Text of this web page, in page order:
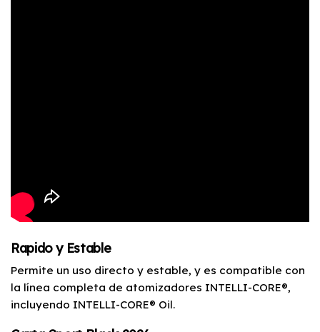
Rapido y Estable
Permite un uso directo y estable, y es compatible con
la línea completa de atomizadores INTELLI-CORE®,
incluyendo INTELLI-CORE® Oil.